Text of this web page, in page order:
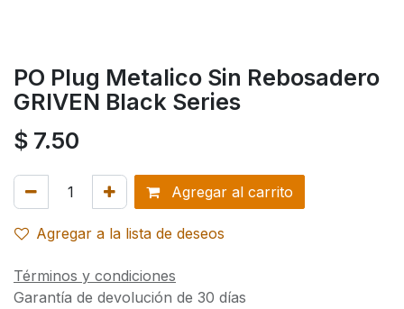
PO Plug Metalico Sin Rebosadero
GRIVEN Black Series
$ 7.50
Agregar al carrito
Agregar a la lista de deseos
Términos y condiciones
Garantía de devolución de 30 días